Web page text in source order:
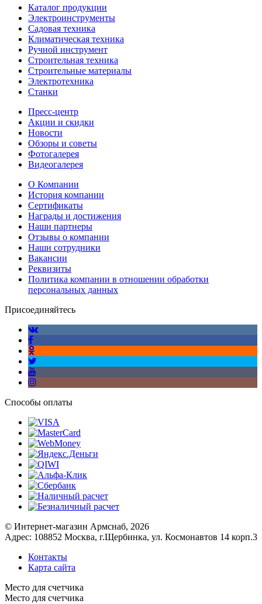
Каталог продукции
Электроинструменты
Садовая техника
Климатическая техника
Ручной инструмент
Строительная техника
Строительные материалы
Электротехника
Станки
Пресс-центр
Акции и скидки
Новости
Обзоры и советы
Фотогалерея
Видеогалерея
О Компании
История компании
Сертификаты
Награды и достижения
Наши партнеры
Отзывы о компании
Наши сотрудники
Вакансии
Реквизиты
Политика компании в отношении обработки
персональных данных
Присоединяйтесь
Способы оплаты
© Интернет-магазин Армснаб, 2026
Адрес: 108852 Москва, г.Щербинка, ул. Космонавтов 14 корп.3
Контакты
Карта сайта
Место для счетчика
Место для счетчика